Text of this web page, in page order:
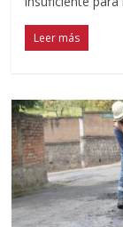
Leer más